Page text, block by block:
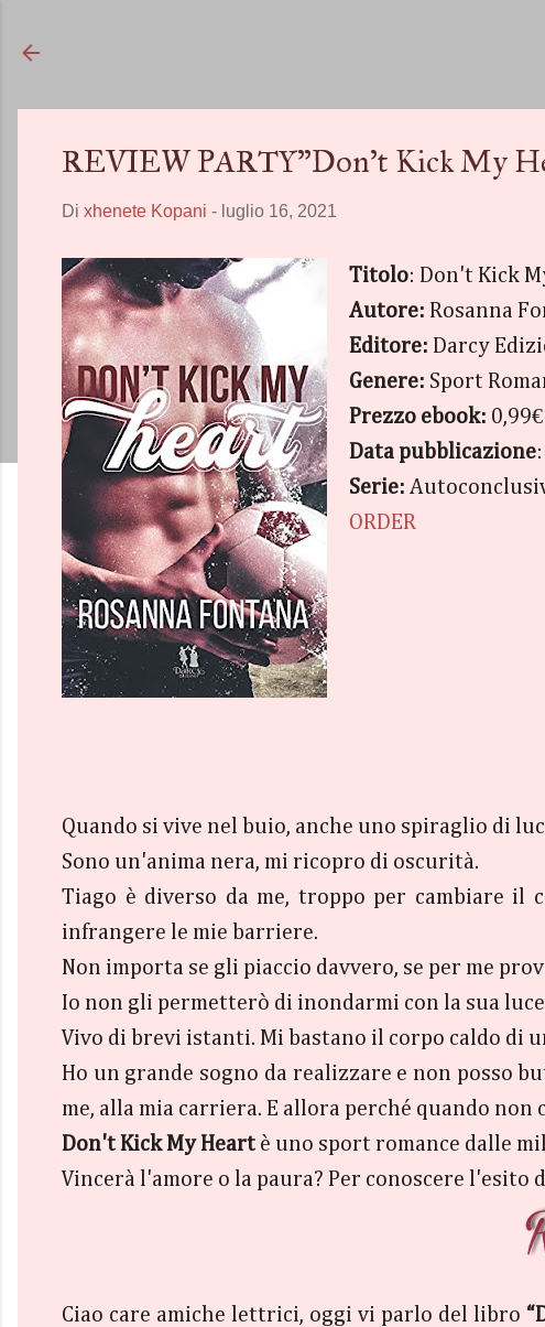
REVIEW PARTY"Don't Kick My
Di xhenete Kopani - luglio 16, 2021
Titolo: Don't Kick
Autore: Rosanna
Editore: Darcy
Genere: Sport
Prezzo ebook: 0,99€
Data pubblicazione
Serie:
ORDER
Quando si vive nel buio, anche uno spiraglio di
Sono un'anima nera, mi ricopro di oscurità.
Tiago è diverso da me, troppo per cambiare il
infrangere le mie barriere.
Non importa se gli piaccio davvero, se per me
Io non gli permetterò di inondarmi con la sua
Vivo di brevi istanti. Mi bastano il corpo caldo di
Ho un grande sogno da realizzare e non posso
me, alla mia carriera. E allora perché quando non
Don't Kick My Heart è uno sport romance dalle
Vincerà l'amore o la paura? Per conoscere
Ciao care amiche lettrici, oggi vi parlo del libro